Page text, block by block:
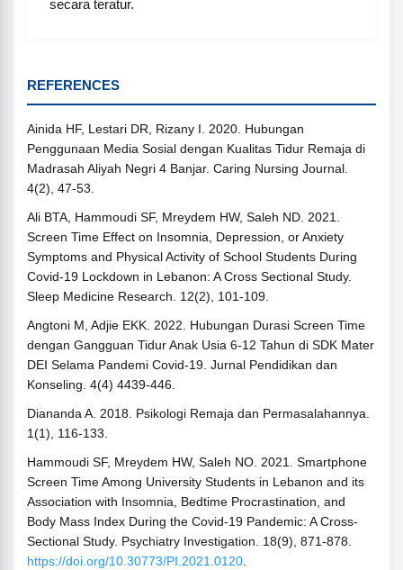
secara teratur.
REFERENCES
Ainida HF, Lestari DR, Rizany I. 2020. Hubungan
Penggunaan Media Sosial dengan Kualitas Tidur Remaja di
Madrasah Aliyah Negri 4 Banjar. Caring Nursing Journal.
4(2), 47-53.
Ali BTA, Hammoudi SF, Mreydem HW, Saleh ND. 2021.
Screen Time Effect on Insomnia, Depression, or Anxiety
Symptoms and Physical Activity of School Students During
Covid-19 Lockdown in Lebanon: A Cross Sectional Study.
Sleep Medicine Research. 12(2), 101-109.
Angtoni M, Adjie EKK. 2022. Hubungan Durasi Screen Time
dengan Gangguan Tidur Anak Usia 6-12 Tahun di SDK Mater
DEI Selama Pandemi Covid-19. Jurnal Pendidikan dan
Konseling. 4(4) 4439-446.
Diananda A. 2018. Psikologi Remaja dan Permasalahannya.
1(1), 116-133.
Hammoudi SF, Mreydem HW, Saleh NO. 2021. Smartphone
Screen Time Among University Students in Lebanon and its
Association with Insomnia, Bedtime Procrastination, and
Body Mass Index During the Covid-19 Pandemic: A Cross-
Sectional Study. Psychiatry Investigation. 18(9), 871-878.
https://doi.org/10.30773/PI.2021.0120